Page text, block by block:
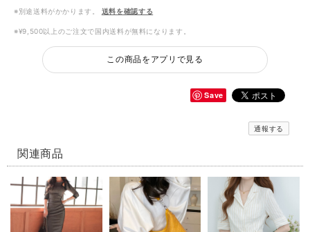
※別途送料がかかります。 送料を確認する
※¥9,500以上のご注文で国内送料が無料になります。
この商品をアプリで見る
Save
通報する
関連商品